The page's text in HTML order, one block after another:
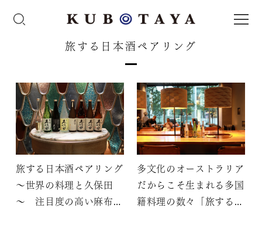
旅する日本酒ペアリング
旅する日本酒ペアリング
～世界の料理と久保田
～ 注目度の高い麻布台
多文化のオーストラリア
だからこそ生まれる多国
籍料理の数々「旅する日